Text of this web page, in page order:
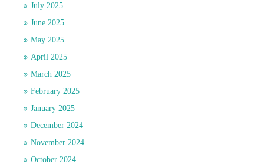
July 2025
June 2025
May 2025
April 2025
March 2025
February 2025
January 2025
December 2024
November 2024
October 2024